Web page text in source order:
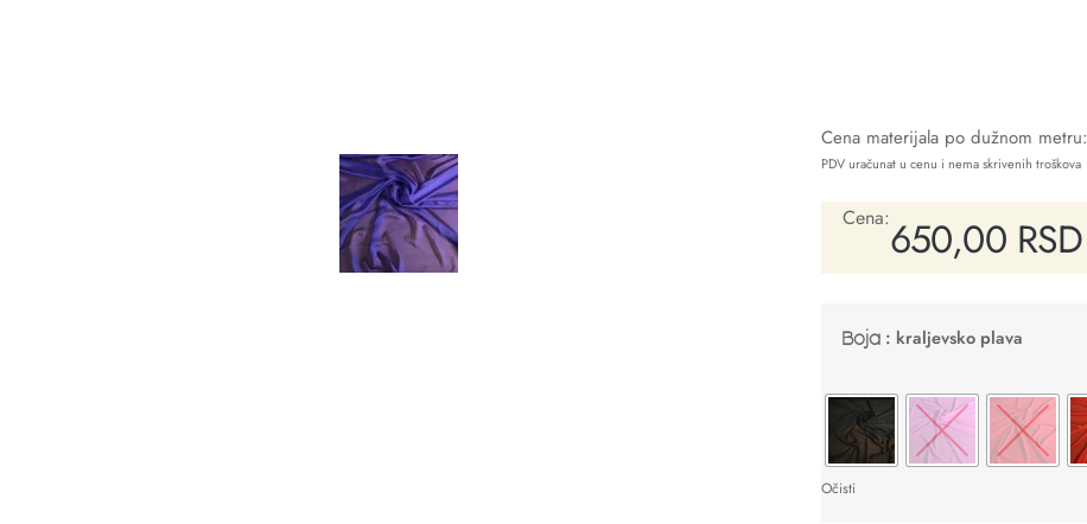
Cena materijala po dužnom metru:
PDV uračunat u cenu i nema skrivenih troškova
Cena:650,00 RSD
Boja : kraljevsko plava
Očisti